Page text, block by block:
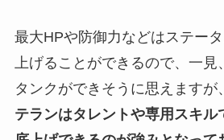
最大HPや防御力などはステー
上げることができるので、一見
タンクができそうに思えますが、
テランはタレントや専用スキル